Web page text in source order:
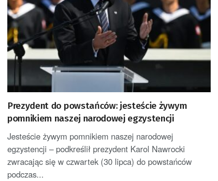
Prezydent do powstańców: jesteście żywym
pomnikiem naszej narodowej egzystencji
Jesteście żywym pomnikiem naszej narodowej
egzystencji – podkreślił prezydent Karol Nawrocki
zwracając się w czwartek (30 lipca) do powstańców
podczas...